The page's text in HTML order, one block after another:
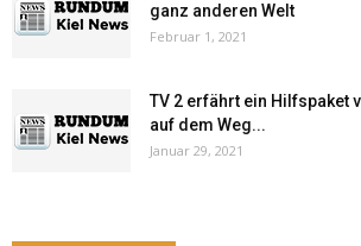
ganz anderen Welt
Februar 1, 2021
TV 2 erfährt ein Hilfspaket
auf dem Weg...
Januar 29, 2021